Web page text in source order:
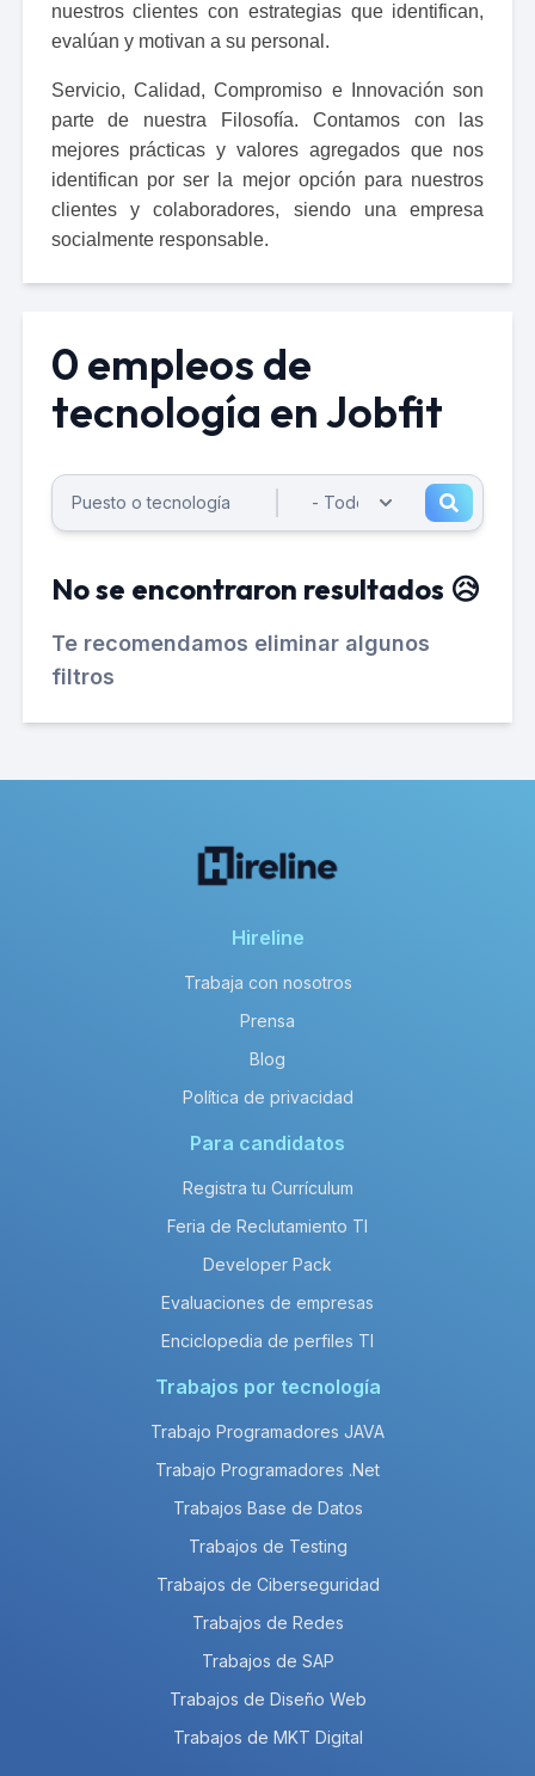
nuestros clientes con estrategias que identifican,
evalúan y motivan a su personal.
Servicio, Calidad, Compromiso e Innovación son
parte de nuestra Filosofía. Contamos con las
mejores prácticas y valores agregados que nos
identifican por ser la mejor opción para nuestros
clientes y colaboradores, siendo una empresa
socialmente responsable.
0 empleos de
tecnología en Jobfit
No se encontraron resultados 😥
Te recomendamos eliminar algunos
filtros
Hireline
Trabaja con nosotros
Prensa
Blog
Política de privacidad
Para candidatos
Registra tu Currículum
Feria de Reclutamiento TI
Developer Pack
Evaluaciones de empresas
Enciclopedia de perfiles TI
Trabajos por tecnología
Trabajo Programadores JAVA
Trabajo Programadores .Net
Trabajos Base de Datos
Trabajos de Testing
Trabajos de Ciberseguridad
Trabajos de Redes
Trabajos de SAP
Trabajos de Diseño Web
Trabajos de MKT Digital